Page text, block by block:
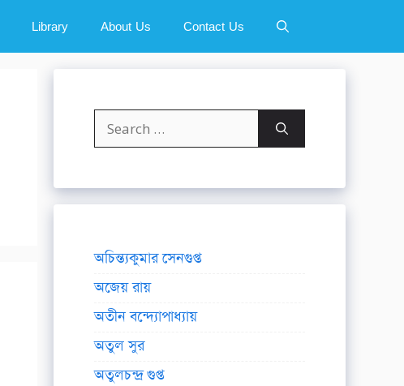
Library About Us Contact Us
Search
for:
অচিন্ত্যকুমার সেনগুপ্ত
অজেয় রায়
অতীন বন্দ্যোপাধ্যায়
অতুল সুর
অতুলচন্দ্র গুপ্ত